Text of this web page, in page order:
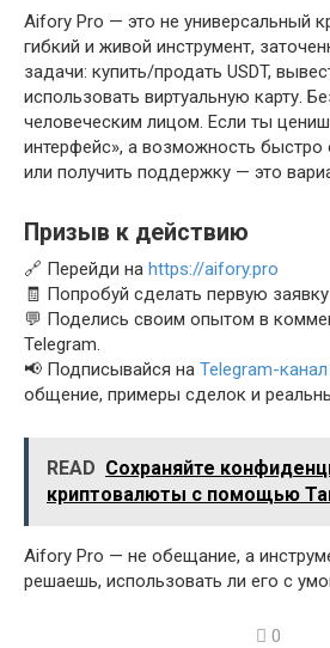
Aifory Pro — это не универсальный
гибкий и живой инструмент,
задачи: купить/продать USDT,
использовать виртуальную карту.
человеческим лицом. Если ты
интерфейс», а возможность
или получить поддержку — это
Призыв к действию
🔗 Перейди на https://aifory.pro
🧾 Попробуй сделать первую
💬 Поделись своим опытом в
Telegram.
📢 Подписывайся на Telegram-канал
общение, примеры сделок и
READ Сохраняйте
криптовалюты с помощью
Aifory Pro — не обещание, а
решаешь, использовать ли его с
0